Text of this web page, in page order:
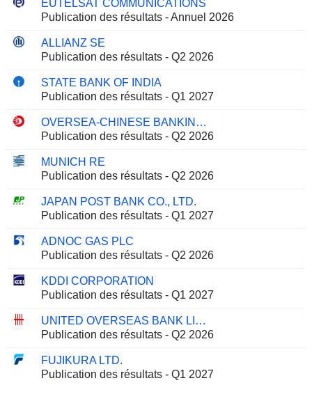
EUTELSAT COMMUNICATIONS
Publication des résultats - Annuel 2026
ALLIANZ SE
Publication des résultats - Q2 2026
STATE BANK OF INDIA
Publication des résultats - Q1 2027
OVERSEA-CHINESE BANKING CORPORATION LIMITED
Publication des résultats - Q2 2026
MUNICH RE
Publication des résultats - Q2 2026
JAPAN POST BANK CO., LTD.
Publication des résultats - Q1 2027
ADNOC GAS PLC
Publication des résultats - Q2 2026
KDDI CORPORATION
Publication des résultats - Q1 2027
UNITED OVERSEAS BANK LIMITED
Publication des résultats - Q2 2026
FUJIKURA LTD.
Publication des résultats - Q1 2027